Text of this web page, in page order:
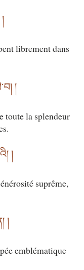
librement dans
།
toute la splendeur
།
suprême,
།
emblématique